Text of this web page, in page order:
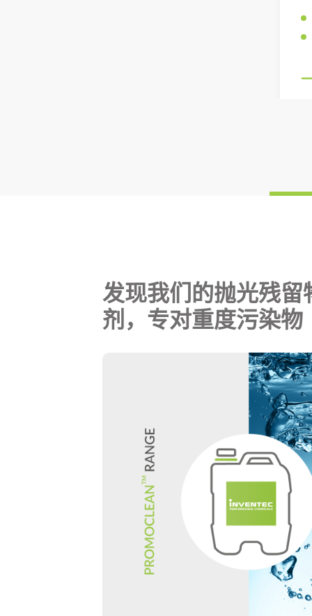
发现我们的抛光残留
剂，专对重度污染物